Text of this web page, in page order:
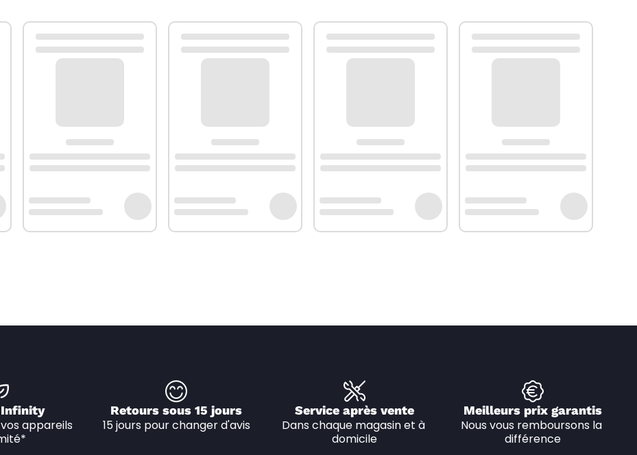
Infinity
appareils
Retours sous 15 jours
15 jours pour changer d'avis
Service après vente
Dans chaque magasin et à
domicile
Meilleurs prix garantis
Nous vous remboursons la
différence